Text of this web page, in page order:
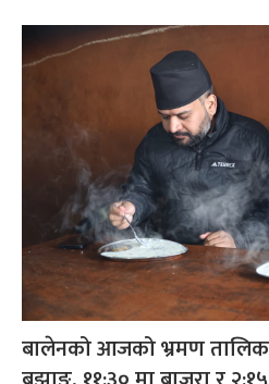
बालेनको आजको भ्रमण